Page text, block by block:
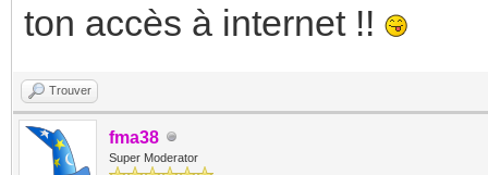
ton accès à internet !!
Trouver
fma38
Super Moderator